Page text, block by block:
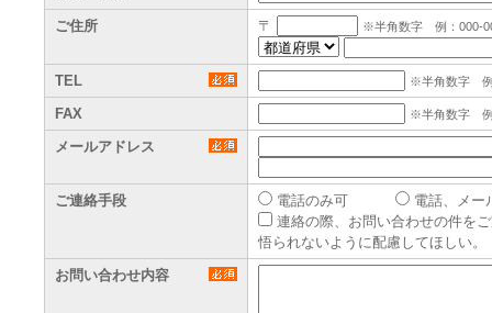
ご住所
〒 ※半角数字 例：000-
TEL ※半角数字 例
FAX ※半角数字 例
メールアドレス
ご連絡手段 電話のみ可
電話、メー
連絡の際、お問い合わせの件を
悟られないように配慮してほしい。
お問い合わせ内容